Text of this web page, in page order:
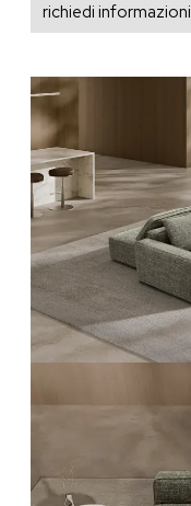
richiedi informazioni